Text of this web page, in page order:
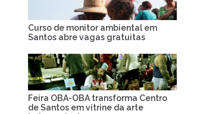
Curso de monitor ambiental em
Santos abre vagas gratuitas
Feira OBA-OBA transforma Centro
de Santos em vitrine da arte